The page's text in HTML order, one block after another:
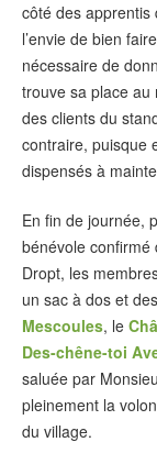
côté des apprentis
l’envie de bien
nécessaire de
trouve sa place au
des clients du
contraire, puisque
dispensés à
En fin de journée,
bénévole confirmé
Dropt, les
un sac à dos et
Mescoules, le
Des-chêne-toi
saluée par
pleinement la
du village.